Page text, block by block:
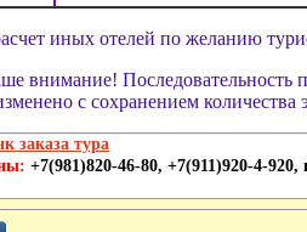
иных отелей по желанию
внимание! Последовательность
с сохранением количества
заказа тура
+7(981)820-46-80, +7(911)920-4-